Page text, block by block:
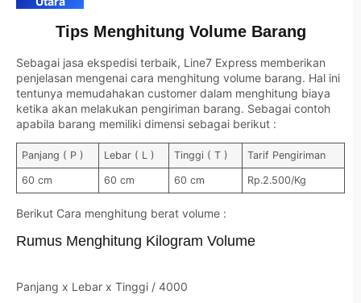
Tips Menghitung Volume Barang
Sebagai jasa ekspedisi terbaik, Line7 Express memberikan
penjelasan mengenai cara menghitung volume barang. Hal ini
tentunya memudahakan customer dalam menghitung biaya
ketika akan melakukan pengiriman barang. Sebagai contoh
apabila barang memiliki dimensi sebagai berikut :
Panjang ( P ) Lebar ( L ) Tinggi ( T ) Tarif Pengiriman
60 cm 60 cm 60 cm Rp.2.500/Kg
Berikut Cara menghitung berat volume :
Rumus Menghitung Kilogram Volume
Panjang x Lebar x Tinggi / 4000